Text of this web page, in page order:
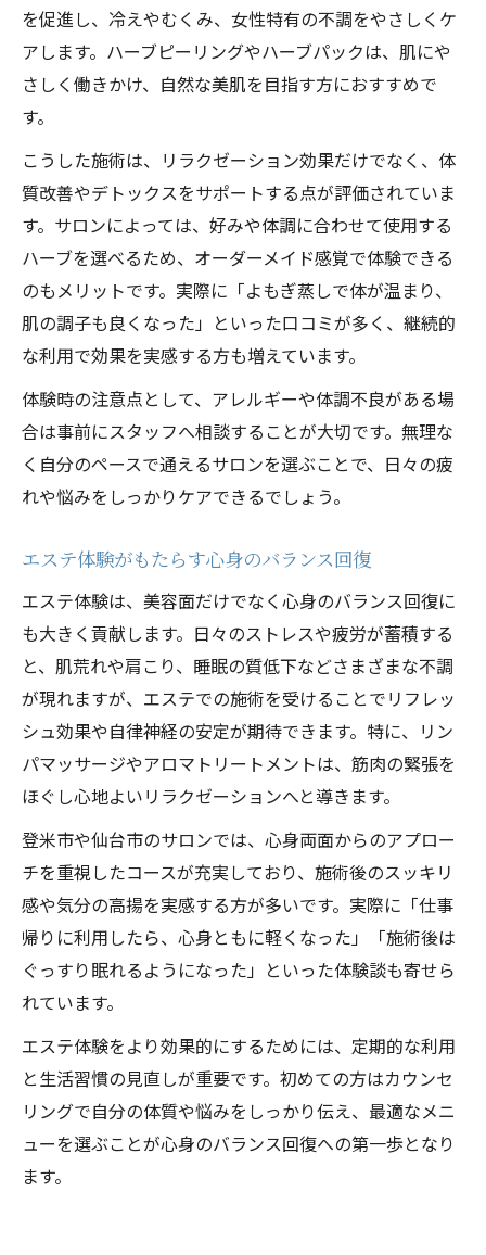
を促進し、冷えやむくみ、女性特有の不調をやさしくケ
アします。ハーブピーリングやハーブパックは、肌にや
さしく働きかけ、自然な美肌を目指す方におすすめで
す。
こうした施術は、リラクゼーション効果だけでなく、体
質改善やデトックスをサポートする点が評価されていま
す。サロンによっては、好みや体調に合わせて使用する
ハーブを選べるため、オーダーメイド感覚で体験できる
のもメリットです。実際に「よもぎ蒸しで体が温まり、
肌の調子も良くなった」といった口コミが多く、継続的
な利用で効果を実感する方も増えています。
体験時の注意点として、アレルギーや体調不良がある場
合は事前にスタッフへ相談することが大切です。無理な
く自分のペースで通えるサロンを選ぶことで、日々の疲
れや悩みをしっかりケアできるでしょう。
エステ体験がもたらす心身のバランス回復
エステ体験は、美容面だけでなく心身のバランス回復に
も大きく貢献します。日々のストレスや疲労が蓄積する
と、肌荒れや肩こり、睡眠の質低下などさまざまな不調
が現れますが、エステでの施術を受けることでリフレッ
シュ効果や自律神経の安定が期待できます。特に、リン
パマッサージやアロマトリートメントは、筋肉の緊張を
ほぐし心地よいリラクゼーションへと導きます。
登米市や仙台市のサロンでは、心身両面からのアプロー
チを重視したコースが充実しており、施術後のスッキリ
感や気分の高揚を実感する方が多いです。実際に「仕事
帰りに利用したら、心身ともに軽くなった」「施術後は
ぐっすり眠れるようになった」といった体験談も寄せら
れています。
エステ体験をより効果的にするためには、定期的な利用
と生活習慣の見直しが重要です。初めての方はカウンセ
リングで自分の体質や悩みをしっかり伝え、最適なメニ
ューを選ぶことが心身のバランス回復への第一歩となり
ます。